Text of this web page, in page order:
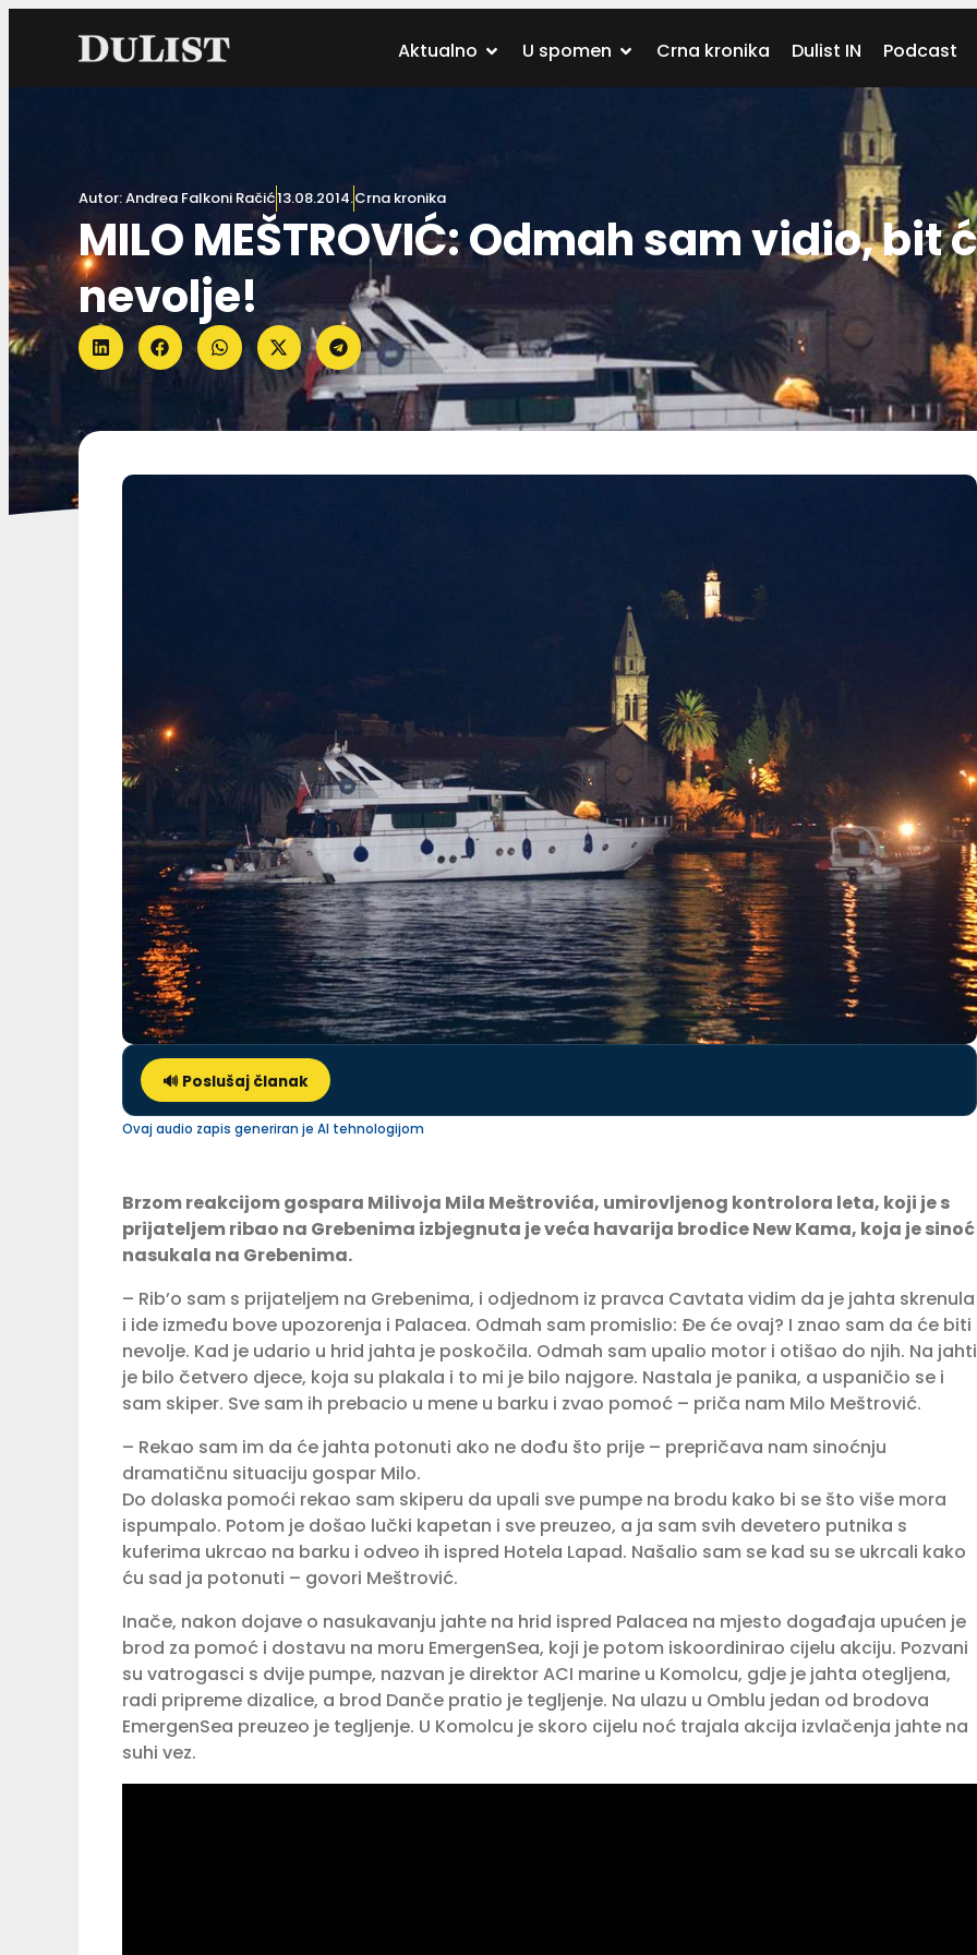
Aktualno U spomen Crna kronika Dulist IN Podcast
Autor:Andrea Falkoni Račić13.08.2014.Crna kronika
MILO MEŠTROVIĆ: Odmah sam vidio, bit
nevolje!
🔊 Poslušaj članak
Ovaj audio zapis generiran je AI tehnologijom
Brzom reakcijom gospara Milivoja Mila Meštrovića, umirovljenog kontrolora leta, koji je s
prijateljem ribao na Grebenima izbjegnuta je veća havarija brodice New Kama, koja je sinoć
nasukala na Grebenima.
– Rib’o sam s prijateljem na Grebenima, i odjednom iz pravca Cavtata vidim da je jahta skrenula
i ide između bove upozorenja i Palacea. Odmah sam promislio: Đe će ovaj? I znao sam da će biti
nevolje. Kad je udario u hrid jahta je poskočila. Odmah sam upalio motor i otišao do njih. Na jahti
je bilo četvero djece, koja su plakala i to mi je bilo najgore. Nastala je panika, a uspaničio se i
sam skiper. Sve sam ih prebacio u mene u barku i zvao pomoć – priča nam Milo Meštrović.
– Rekao sam im da će jahta potonuti ako ne dođu što prije – prepričava nam sinoćnju
dramatičnu situaciju gospar Milo.
Do dolaska pomoći rekao sam skiperu da upali sve pumpe na brodu kako bi se što više mora
ispumpalo. Potom je došao lučki kapetan i sve preuzeo, a ja sam svih devetero putnika s
kuferima ukrcao na barku i odveo ih ispred Hotela Lapad. Našalio sam se kad su se ukrcali kako
ću sad ja potonuti – govori Meštrović.
Inače, nakon dojave o nasukavanju jahte na hrid ispred Palacea na mjesto događaja upućen je
brod za pomoć i dostavu na moru EmergenSea, koji je potom iskoordinirao cijelu akciju. Pozvani
su vatrogasci s dvije pumpe, nazvan je direktor ACI marine u Komolcu, gdje je jahta otegljena,
radi pripreme dizalice, a brod Danče pratio je tegljenje. Na ulazu u Omblu jedan od brodova
EmergenSea preuzeo je tegljenje. U Komolcu je skoro cijelu noć trajala akcija izvlačenja jahte na
suhi vez.